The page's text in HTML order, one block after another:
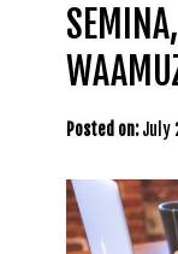
Posted on: July